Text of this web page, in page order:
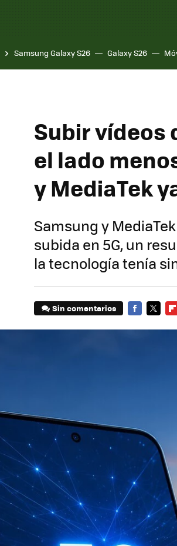
Samsung Galaxy S26 Galaxy S26
Subir vídeos
el lado
y MediaTek
Samsung y
subida en 5G, un
la tecnología tenía
Sin comentarios